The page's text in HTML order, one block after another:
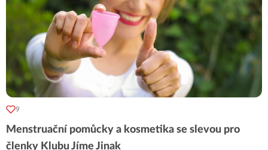
9
Menstruační pomůcky a kosmetika se slevou pro
členky Klubu Jíme Jinak